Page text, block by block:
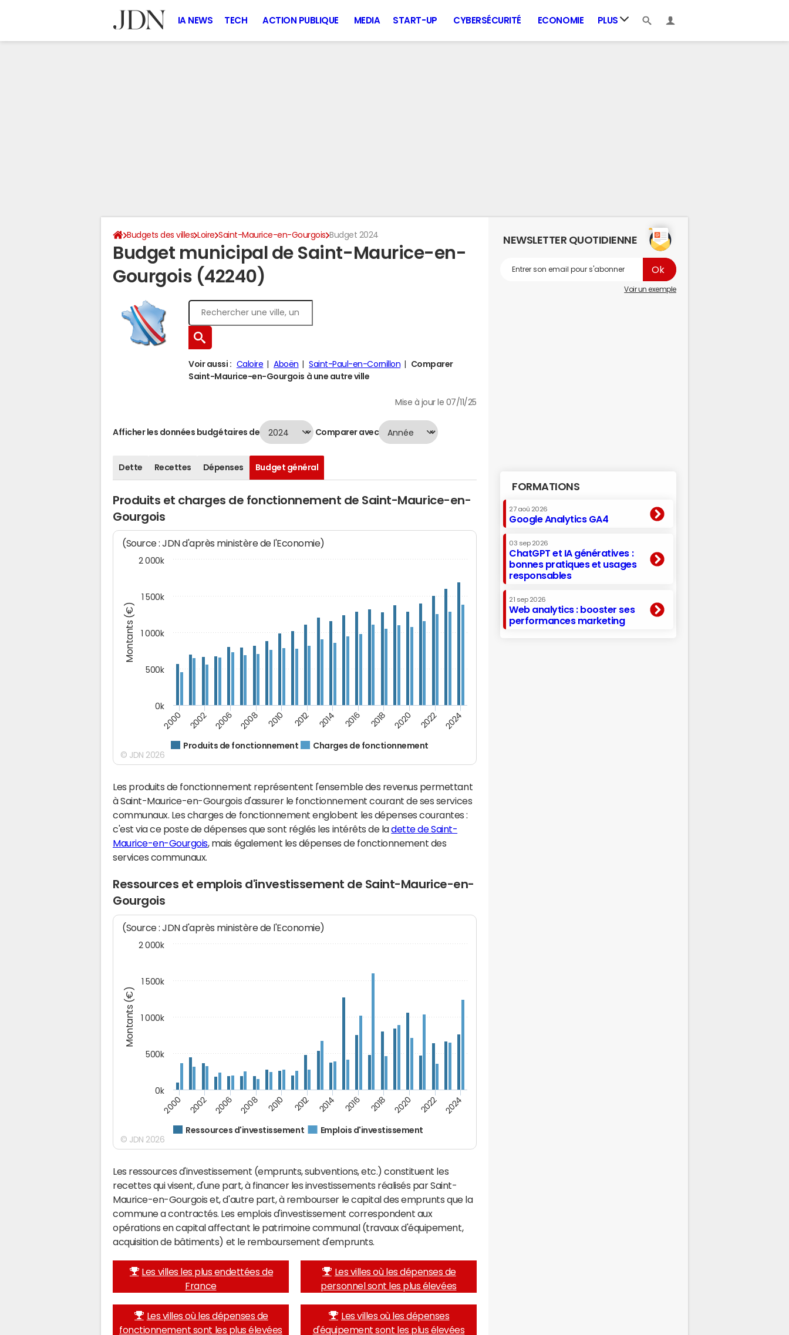
IA NEWS TECH ACTION PUBLIQUE MEDIA START-UP CYBERSÉCURITÉ ECONOMIE PLUS
Budgets des villes Loire Saint-Maurice-en-Gourgois Budget 2024
Budget municipal de Saint-Maurice-en-
Gourgois (42240)
Voir aussi : Caloire Aboën Saint-Paul-en-Cornillon
Comparer
Saint-Maurice-en-Gourgois à une autre ville
Mise à jour le 07/11/25
Afficher les données budgétaires de Comparer avec
Dette Recettes Dépenses Budget général
Produits et charges de fonctionnement de Saint-Maurice-en-
Gourgois
Montants (€)
(Source : JDN d'après ministère de l'Economie)
Produits de fonctionnement Charges de fonctionnement
2000 2002 2006 2008 2010 2012 2014 2016 2018 2020 2022 2024
0k
500k
1 000k
1 500k
2 000k
© JDN 2026
Les produits de fonctionnement représentent l'ensemble des revenus permettant
à Saint-Maurice-en-Gourgois d'assurer le fonctionnement courant de ses services
communaux. Les charges de fonctionnement englobent les dépenses courantes :
c'est via ce poste de dépenses que sont réglés les intérêts de ladette de Saint-
Maurice-en-Gourgois, mais également les dépenses de fonctionnement des
services communaux.
Ressources et emplois d'investissement de Saint-Maurice-en-
Gourgois
Montants (€)
(Source : JDN d'après ministère de l'Economie)
Ressources d'investissement Emplois d'investissement
2000 2002 2006 2008 2010 2012 2014 2016 2018 2020 2022 2024
0k
500k
1 000k
1 500k
2 000k
© JDN 2026
Les ressources d'investissement (emprunts, subventions, etc.) constituent les
recettes qui visent, d'une part, à financer les investissements réalisés par Saint-
Maurice-en-Gourgois et, d'autre part, à rembourser le capital des emprunts que la
commune a contractés. Les emplois d'investissement correspondent aux
opérations en capital affectant le patrimoine communal (travaux d'équipement,
acquisition de bâtiments) et le remboursement d'emprunts.
Les villes les plus endettées de
France
Les villes où les dépenses de
personnel sont les plus élevées
Les villes où les dépenses de
fonctionnement sont les plus élevées
Les villes où les dépenses
d'équipement sont les plus élevées
NEWSLETTER QUOTIDIENNE
Voir un exemple
FORMATIONS
27 aoû 2026
Google Analytics GA4
03 sep 2026
ChatGPT et IA génératives :
bonnes pratiques et usages
responsables
21 sep 2026
Web analytics : booster ses
performances marketing